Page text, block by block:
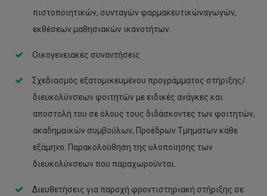
πιστοποιητικών, συνταγών φαρμακευτικώναγωγών,
εκθέσεων μαθησιακών ικανοτήτων.
Οικογενειακές συναντήσεις
Σχεδιασμός εξατομικευμένου προγράμματος στήριξης/
διευκολύνσεων φοιτητών με ειδικές ανάγκες και
αποστολή του σε όλους τους διδάσκοντες των φοιτητών,
ακαδημαϊκών συμβούλων, Προέδρων Τμημάτων κάθε
εξάμηνο. Παρακολούθηση της υλοποίησης των
διευκολύνσεων που παραχωρούνται.
Διευθετήσεις για παροχή φροντιστηριακή στήριξης σε